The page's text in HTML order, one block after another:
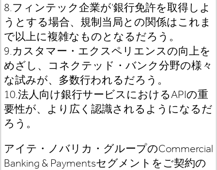
8.フィンテック企業が’銀行免許を取得しよ
うとする場合、規制当局との関係はこれま
で以上に複雑なものとなるだろう。
9.カスタマー・エクスペリエンスの向上を
めざし、コネクテッド・バンク分野の様々
な試みが、多数行われるだろう。
10.法人向け銀行サービスにおけるAPIの重
要性が、より広く認識されるようになるだ
ろう。
アイテ・ノバリカ・グループのCommercial
Banking & Paymentsセグメントをご契約の